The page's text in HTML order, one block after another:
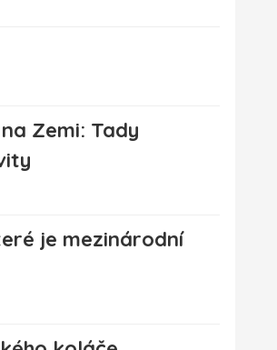
Zemi: Tady
je mezinárodní